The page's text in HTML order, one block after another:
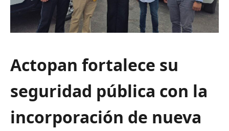
Actopan fortalece su
seguridad pública con la
incorporación de nueva